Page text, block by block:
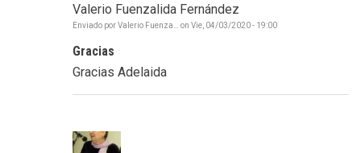
Valerio Fuenzalida Fernández
Enviado porValerio Fuenza… on Vie, 04/03/2020 - 19:00
Gracias
Gracias Adelaida